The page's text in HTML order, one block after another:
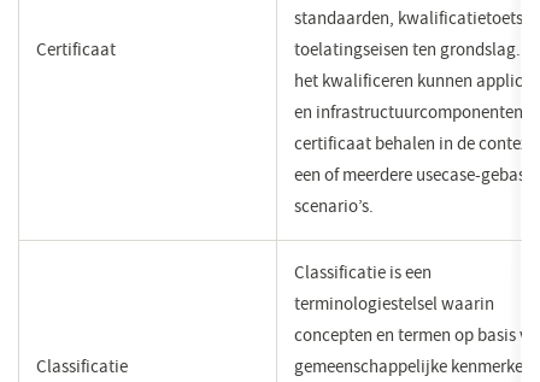
Certificaat
standaarden,
toelatingseisen ten grondslag.
het kwalificeren kunnen
en infrastructuurcomponenten
certificaat behalen in de context
een of meerdere usecase-
scenario’s.
Classificatie
Classificatie is een
terminologiestelsel waarin
concepten en termen op basis
gemeenschappelijke ken​merken